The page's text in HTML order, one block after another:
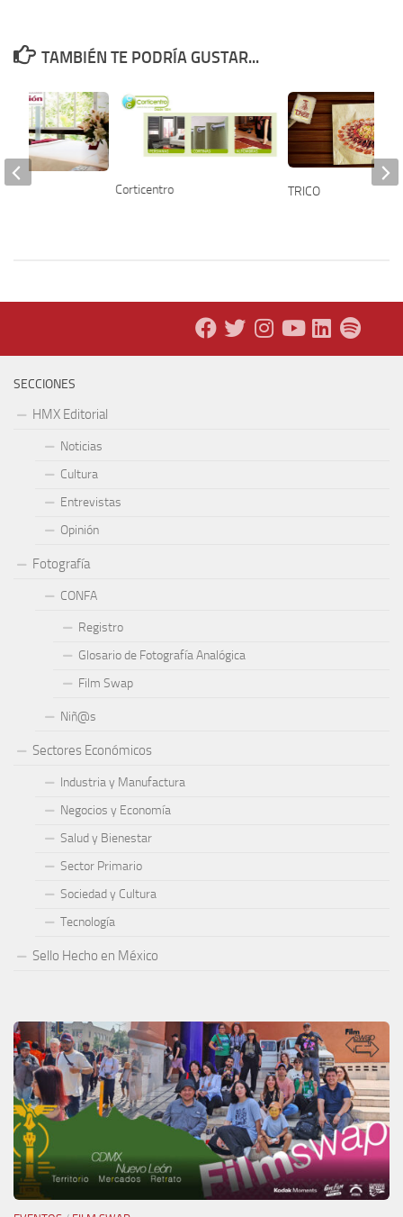
TAMBIÉN TE PODRÍA GUSTAR...
Corticentro TRICO
SECCIONES
HMX Editorial
Noticias
Cultura
Entrevistas
Opinión
Fotografía
CONFA
Registro
Glosario de Fotografía Analógica
Film Swap
Niñ@s
Sectores Económicos
Industria y Manufactura
Negocios y Economía
Salud y Bienestar
Sector Primario
Sociedad y Cultura
Tecnología
Sello Hecho en México